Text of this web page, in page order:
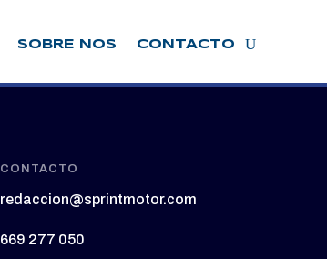
SOBRE NOS CONTACTO
CONTACTO
redaccion@sprintmotor.com
669 277 050